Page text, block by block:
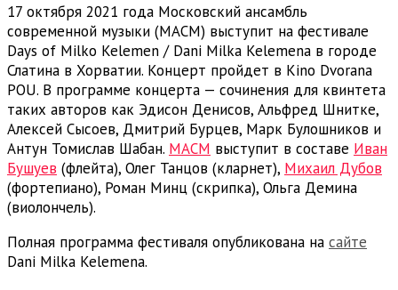
17 октября 2021 года Московский ансамбль
современной музыки (МАСМ) выступит на фестивале
Days of Milko Kelemen / Dani Milka Kelemena в городе
Слатина в Хорватии. Концерт пройдет в Kino Dvorana
POU. В программе концерта — сочинения для квинтета
таких авторов как Эдисон Денисов, Альфред Шнитке,
Алексей Сысоев, Дмитрий Бурцев, Марк Булошников и
Антун Томислав Шабан. МАСМ выступит в составе Иван
Бушуев (флейта), Олег Танцов (кларнет), Михаил Дубов
(фортепиано), Роман Минц (скрипка), Ольга Демина
(виолончель).
Полная программа фестиваля опубликована на сайте
Dani Milka Kelemena.